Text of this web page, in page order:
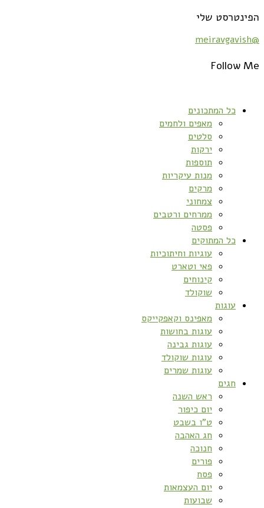
הפינטרסט שלי
@meiravgavish
Follow Me
כל המתכונים
מאפים ולחמים
סלטים
ירקות
תוספות
מנות עיקריות
מרקים
צמחוני
ממרחים ורטבים
פסטה
כל המתוקים
עוגיות וחיתוכיות
פאי וטארט
קינוחים
שוקולד
עוגות
מאפינס וקאפקייקס
עוגות בחושות
עוגות גבינה
עוגות שוקולד
עוגות שמרים
חגים
ראש השנה
יום כיפור
ט”ו בשבט
חג האהבה
חנוכה
פורים
פסח
יום העצמאות
שבועות